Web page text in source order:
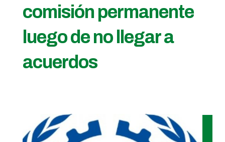
comisión permanente
luego de no llegar a
acuerdos